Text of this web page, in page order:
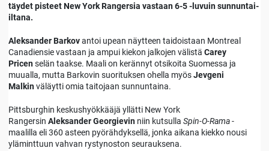
täydet pisteet New York Rangersia vastaan 6-5 -luvuin sunnuntai-
iltana.
Aleksander Barkovantoi upean näytteen taidoistaan Montreal
Canadiensie vastaan ja ampui kiekon jalkojen välistä Carey
Pricenselän taakse. Maali on kerännyt otsikoita Suomessa ja
muualla, mutta Barkovin suorituksen ohella myösJevgeni
Malkinväläytti omia taitojaan sunnuntaina.
Pittsburghin keskushyökkääjä yllätti New York
Rangersin Aleksander Georgievin niin kutsulla Spin-O-Rama-
maalilla eli 360 asteen pyörähdyksellä, jonka aikana kiekko nousi
yläminttuun vahvan rystynoston seurauksena.